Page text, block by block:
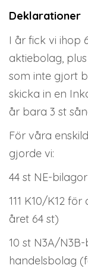
Deklarationer
I år fick vi ihop
aktiebolag,
som inte gjort
skicka in en
år bara 3 st
För våra
gjorde vi:
44 st NE-
111 K10/K12
året 64 st)
10 st N3A/
handelsbolag